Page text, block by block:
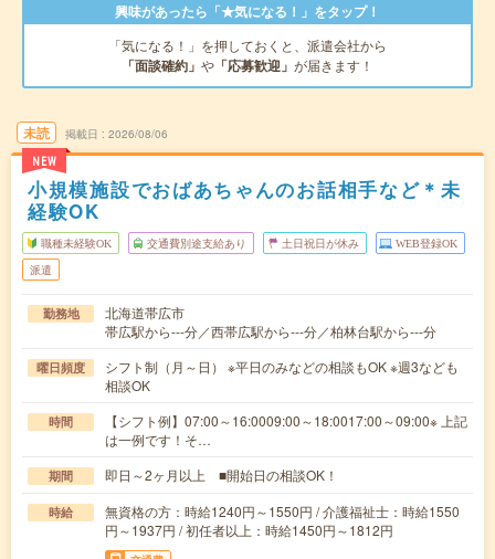
興味があったら「★気になる！」をタップ！
「気になる！」を押しておくと、派遣会社から
「面談確約」 や 「応募歓迎」 が届きます！
未読
NEW
掲載日 2026/08/06
小規模施設でおばあちゃんのお話相手など＊未
経験OK
職種未経験OK 交通費別途支給あり 土日祝日が休み WEB登録OK
派遣
勤務地
北海道帯広市
帯広駅から---分／西帯広駅から---分／柏林台駅から---分
曜日頻度
シフト制（月～日） ※平日のみなどの相談もOK ※週3なども
相談OK
時間
【シフト例】07:00～16:0009:00～18:0017:00～09:00※ 上記
は一例です！そ…
期間 即日～2ヶ月以上 ■開始日の相談OK！
時給
無資格の方：時給1240円～1550円 / 介護福祉士：時給1550
円～1937円 / 初任者以上：時給1450円～1812円